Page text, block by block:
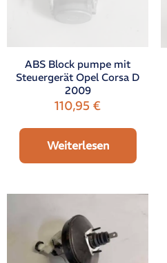
ABS Block pumpe mit
Steuergerät Opel Corsa D
2009
110,95€
Weiterlesen